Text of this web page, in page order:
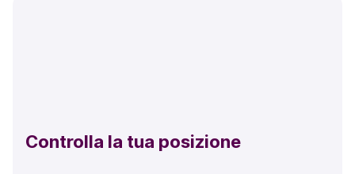
Controlla la tua posizione